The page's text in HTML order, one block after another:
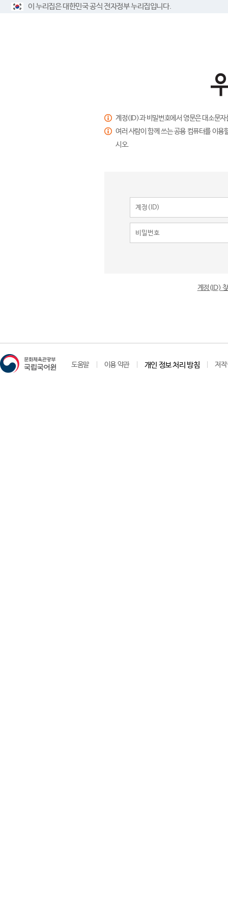
이 누리집은 대한민국 공식 전자정부 누리집입니다.
계정(ID)과 비밀번호에서 영문은 대소문
여러 사람이 함께 쓰는 공용 컴퓨터를 이
시오.
계정(ID)
도움말 이용 약관 개인 정보 처리 방침 저